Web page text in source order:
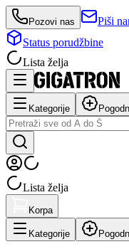
Pozovi nas
Piši
Status porudžbine
Lista želja
Kategorije
Lista želja
Korpa
Kategorije